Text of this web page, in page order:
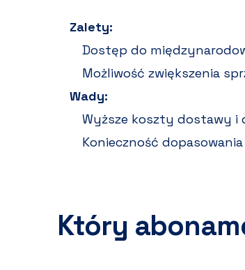
Zalety:
Dostęp do
Możliwość zwiększenia
Wady:
Wyższe koszty dostawy i
Konieczność
Który